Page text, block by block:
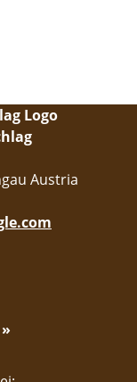
Austria